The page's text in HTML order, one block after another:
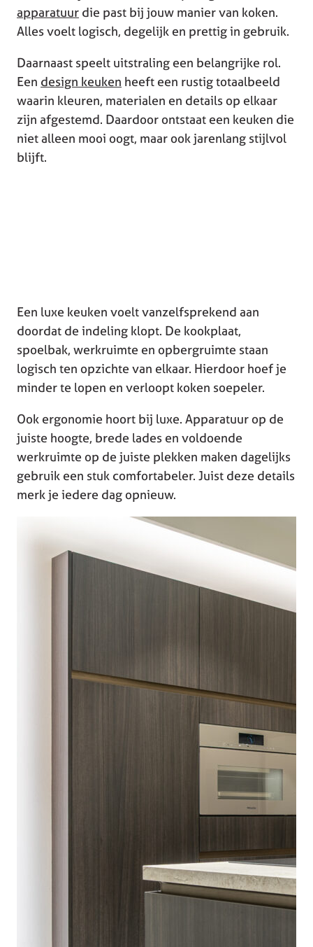
apparatuur die past bij jouw manier van koken.
Alles voelt logisch, degelijk en prettig in gebruik.
Daarnaast speelt uitstraling een belangrijke rol.
Een design keuken heeft een rustig totaalbeeld
waarin kleuren, materialen en details op elkaar
zijn afgestemd. Daardoor ontstaat een keuken die
niet alleen mooi oogt, maar ook jarenlang stijlvol
blijft.
Een luxe keuken voelt vanzelfsprekend aan
doordat de indeling klopt. De kookplaat,
spoelbak, werkruimte en opbergruimte staan
logisch ten opzichte van elkaar. Hierdoor hoef je
minder te lopen en verloopt koken soepeler.
Ook ergonomie hoort bij luxe. Apparatuur op de
juiste hoogte, brede lades en voldoende
werkruimte op de juiste plekken maken dagelijks
gebruik een stuk comfortabeler. Juist deze details
merk je iedere dag opnieuw.